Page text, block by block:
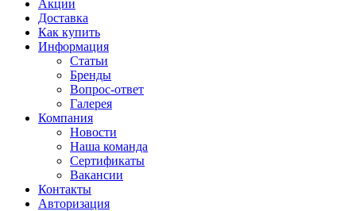
Акции
Доставка
Как купить
Информация
Статьи
Бренды
Вопрос-ответ
Галерея
Компания
Новости
Наша команда
Сертификаты
Вакансии
Контакты
Авторизация